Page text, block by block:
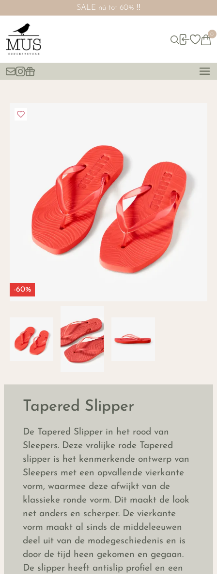
SALE nú tot 60% ‼️
0
-60%
Tapered Slipper
De Tapered Slipper in het rood van
Sleepers. Deze vrolijke rode Tapered
slipper is het kenmerkende ontwerp van
Sleepers met een opvallende vierkante
vorm, waarmee deze afwijkt van de
klassieke ronde vorm. Dit maakt de look
net anders en scherper. De vierkante
vorm maakt al sinds de middeleeuwen
deel uit van de modegeschiedenis en is
door de tijd heen gekomen en gegaan.
De slipper heeft antislip profiel en een